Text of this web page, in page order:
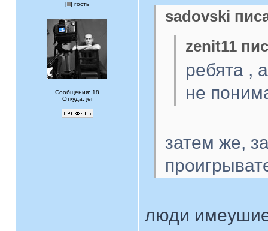
[ ] гость
Сообщения: 18
Откуда: jer
sadovski
zenit11
ребята ,
не
затем же,
люди